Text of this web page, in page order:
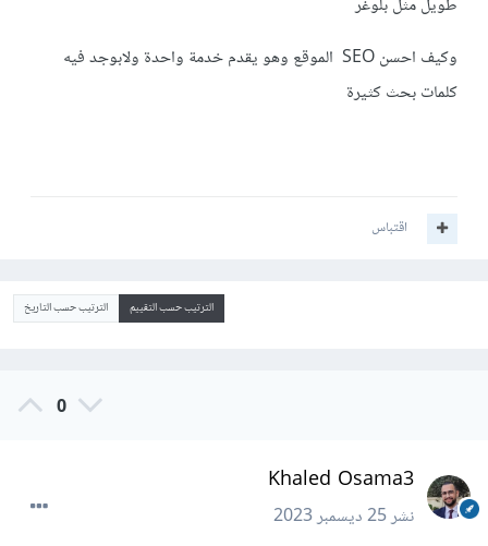
طويل مثل بلوغر
وكيف احسن SEO الموقع وهو يقدم خدمة واحدة ولابوجد فيه
كلمات بحث كثيرة
اقتباس
الترتيب حسب التقييم الترتيب حسب التاريخ
0
Khaled Osama3
نشر25 ديسمبر 2023